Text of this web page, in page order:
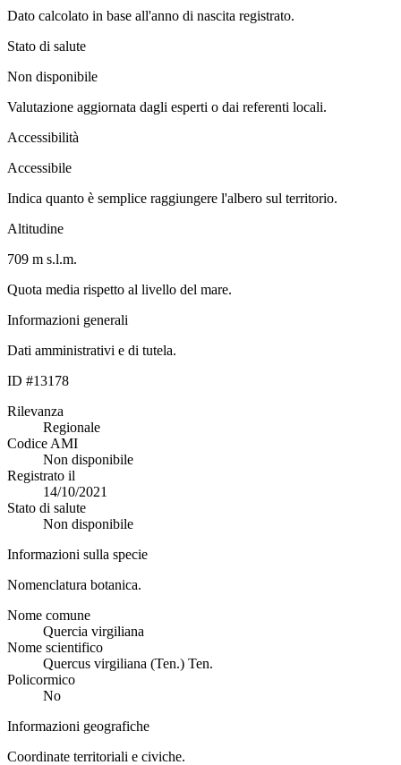
Dato calcolato in base all'anno di nascita registrato.
Stato di salute
Non disponibile
Valutazione aggiornata dagli esperti o dai referenti locali.
Accessibilità
Accessibile
Indica quanto è semplice raggiungere l'albero sul territorio.
Altitudine
709 m s.l.m.
Quota media rispetto al livello del mare.
Informazioni generali
Dati amministrativi e di tutela.
ID #13178
Rilevanza
Regionale
Codice AMI
Non disponibile
Registrato il
14/10/2021
Stato di salute
Non disponibile
Informazioni sulla specie
Nomenclatura botanica.
Nome comune
Quercia virgiliana
Nome scientifico
Quercus virgiliana (Ten.) Ten.
Policormico
No
Informazioni geografiche
Coordinate territoriali e civiche.